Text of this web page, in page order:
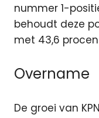
nummer 1-
behoudt deze
met 43,6
Overname
De groei van